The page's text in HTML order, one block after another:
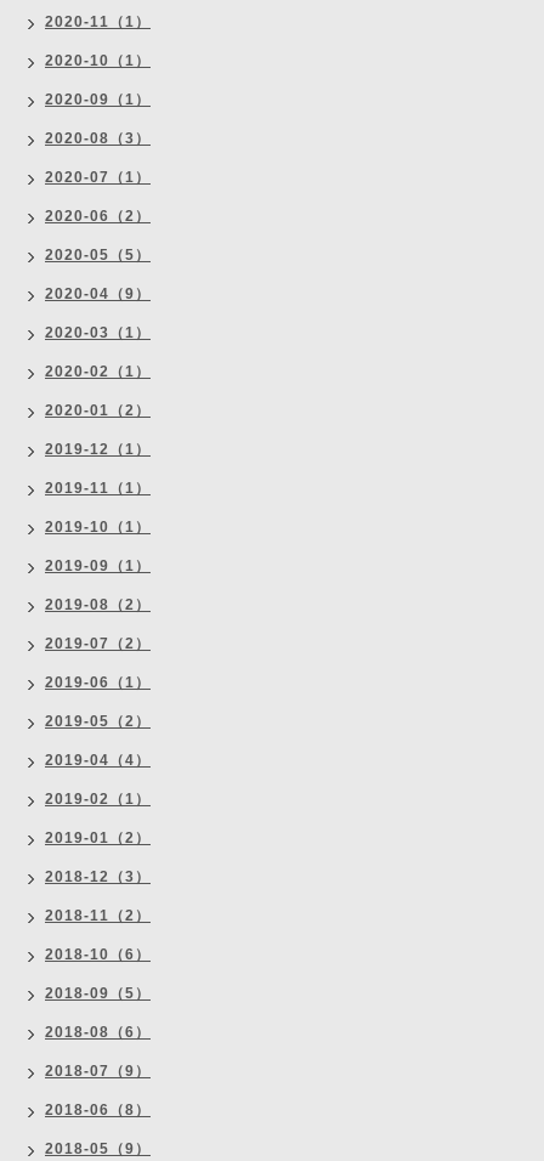
2020-11（1）
2020-10（1）
2020-09（1）
2020-08（3）
2020-07（1）
2020-06（2）
2020-05（5）
2020-04（9）
2020-03（1）
2020-02（1）
2020-01（2）
2019-12（1）
2019-11（1）
2019-10（1）
2019-09（1）
2019-08（2）
2019-07（2）
2019-06（1）
2019-05（2）
2019-04（4）
2019-02（1）
2019-01（2）
2018-12（3）
2018-11（2）
2018-10（6）
2018-09（5）
2018-08（6）
2018-07（9）
2018-06（8）
2018-05（9）